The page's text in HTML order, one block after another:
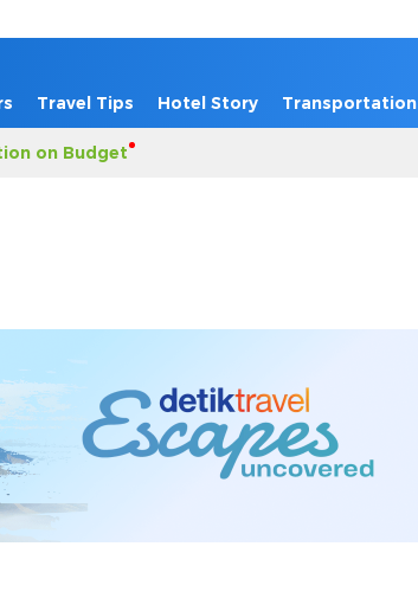
Travel Tips Hotel Story Transportation
on Budget